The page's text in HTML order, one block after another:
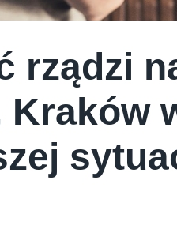
rządzi
Kraków